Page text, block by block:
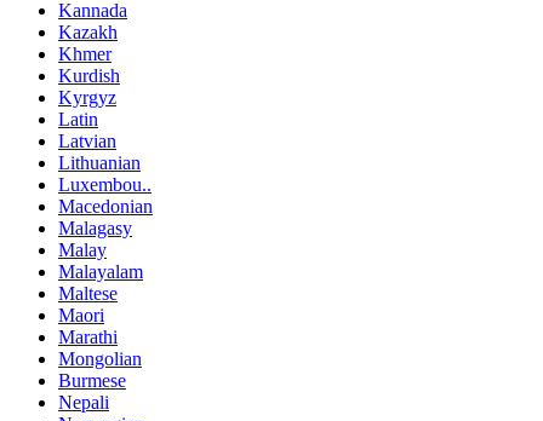
Kannada
Kazakh
Khmer
Kurdish
Kyrgyz
Latin
Latvian
Lithuanian
Luxembou..
Macedonian
Malagasy
Malay
Malayalam
Maltese
Maori
Marathi
Mongolian
Burmese
Nepali